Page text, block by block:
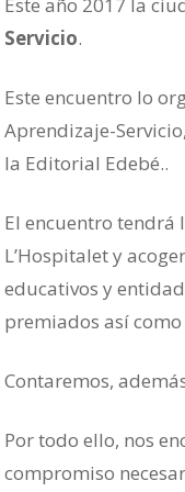
Servicio.
Este encuentro lo
Aprendizaje-
la Editorial Edebé..
El encuentro tendrá
L’Hospitalet y
educativos y
premiados así
Contaremos,
Por todo ello, nos
compromiso